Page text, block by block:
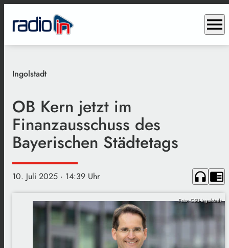
menu
Ingolstadt
OB Kern jetzt im
Finanzausschuss des
Bayerischen Städtetags
10. Juli 2025 · 14:39 Uhr headphones chrome_reader_mode
Foto: CSU Ingolstadt